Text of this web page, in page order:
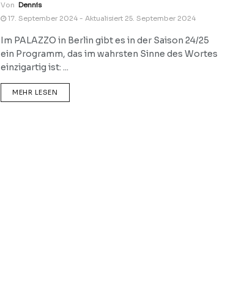
Von Dennis
17. September 2024 - Aktualisiert 25. September 2024
Im PALAZZO in Berlin gibt es in der Saison 24/25
ein Programm, das im wahrsten Sinne des Wortes
einzigartig ist: ...
MEHR LESEN